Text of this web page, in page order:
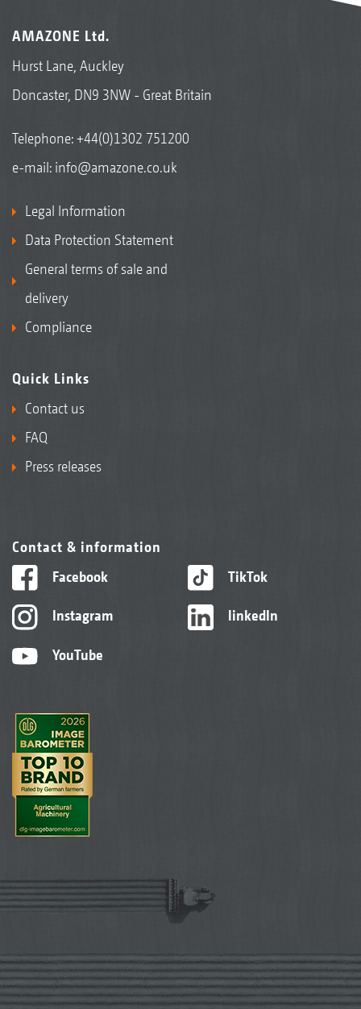
AMAZONE Ltd.
Hurst Lane, Auckley
Doncaster, DN9 3NW - Great Britain
Telephone:+44(0)1302 751200
e-mail: info@amazone.co.uk
Legal Information
Data Protection Statement
General terms of sale and
delivery
Compliance
Quick Links
Contact us
FAQ
Press releases
Contact & information
Facebook
Instagram
YouTube
TikTok
linkedIn